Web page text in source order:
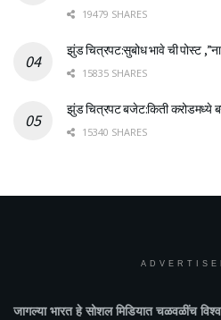
19479 SHARES
झुंड चित्रपट:सुबोध भावे ची पोस्ट
15835 SHARES
झुंड चित्रपट बजेट:किती करोडमध्ये
15340 SHARES
जागल्या भारतहे सोशल मिडियात चळवळींच